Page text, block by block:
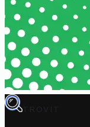
TROVIT